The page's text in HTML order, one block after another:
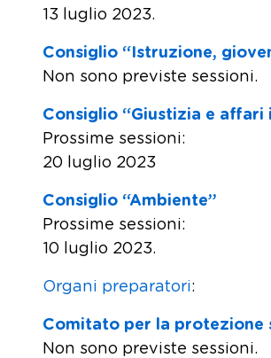
13 luglio 2023.
Consiglio “Istruzione,
Non sono previste sessioni.
Consiglio “Giustizia e affari
Prossime sessioni:
20 luglio 2023
Consiglio “Ambiente”
Prossime sessioni:
10 luglio 2023.
Organi preparatori:
Comitato per la protezione
Non sono previste sessioni.